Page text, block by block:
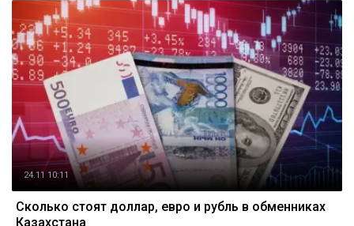
24.11 10:11
Cколько стоят доллар, евро и рубль в обменниках
Казахстана